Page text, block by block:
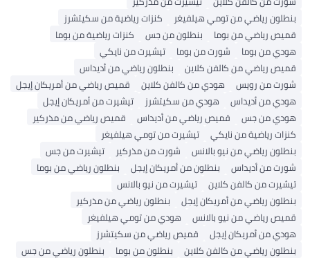
بنطلون رياضي من تومي هيلفيغر
كنزات رياضية من سكيتشرز
قميص رياضي من بوما
بنطلون من جس
كنزات رياضية من بوما
هودي من بوما
شورت من بوما
تيشيرت من نايكي
قميص رياضي من كالفن كلاين
بنطلون رياضي من أديداس
شورت من رويس
هودي من كالفن كلاين
قميص رياضي من أمريكان إيجل
هودي من أديداس
هودي من سكيتشرز
تيشيرت من أمريكان إيجل
هودي من جس
قميص رياضي من أديداس
قميص رياضي من مذركير
كنزات رياضية من نايكي
تيشيرت من تومي هيلفيغر
بنطلون رياضي من نيو بالانس
شورت من مذركير
تيشيرت من جس
شورت من أديداس
بنطلون من أمريكان إيجل
بنطلون رياضي من بوما
تيشيرت من كالفن كلاين
تيشيرت من نيو بالانس
بنطلون رياضي من أمريكان إيجل
بنطلون رياضي من مذركير
قميص رياضي من نيو بالانس
هودي من تومي هيلفيغر
هودي من أمريكان إيجل
قميص رياضي من سكيتشرز
بنطلون رياضي من كالفن كلاين
بنطلون من بوما
بنطلون رياضي من جس